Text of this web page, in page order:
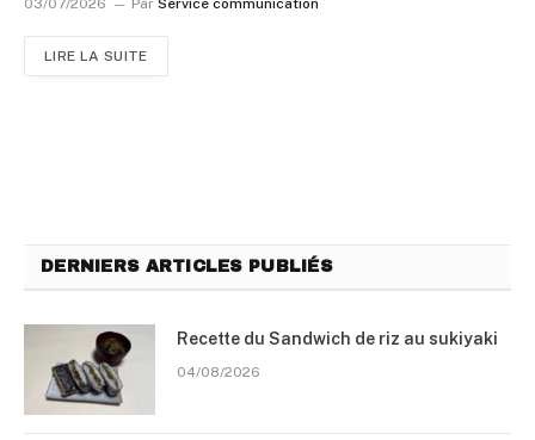
03/07/2026 Par Service communication
LIRE LA SUITE
DERNIERS ARTICLES PUBLIÉS
Recette du Sandwich de riz au sukiyaki
04/08/2026